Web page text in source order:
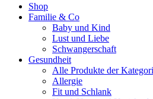
Shop
Familie & Co
Baby und Kind
Lust und Liebe
Schwangerschaft
Gesundheit
Alle Produkte der
Allergie
Fit und Schlank